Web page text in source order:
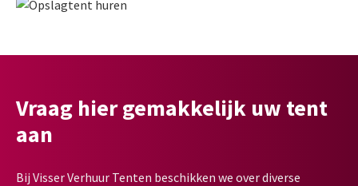
Vraag hier gemakkelijk uw tent
aan
Bij Visser Verhuur Tenten beschikken we over diverse